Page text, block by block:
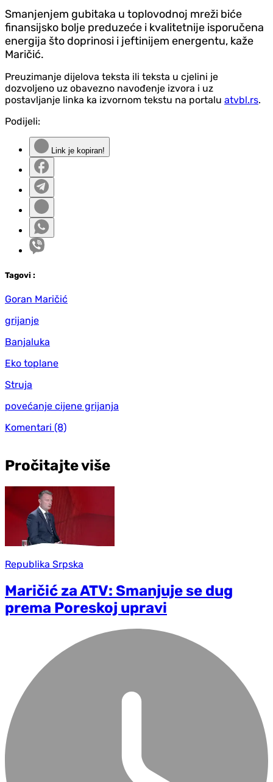
Smanjenjem gubitaka u toplovodnoj mreži biće
finansijsko bolje preduzeće i kvalitetnije isporučena
energija što doprinosi i jeftinijem energentu, kaže
Maričić.
Preuzimanje dijelova teksta ili teksta u cjelini je
dozvoljeno uz obavezno navođenje izvora i uz
postavljanje linka ka izvornom tekstu na portalu atvbl.rs.
Podijeli:
Link je kopiran!
Tagovi :
Goran Maričić
grijanje
Banjaluka
Eko toplane
Struja
povećanje cijene grijanja
Komentari (8)
Pročitajte više
Republika Srpska
Maričić za ATV: Smanjuje se dug
prema Poreskoj upravi